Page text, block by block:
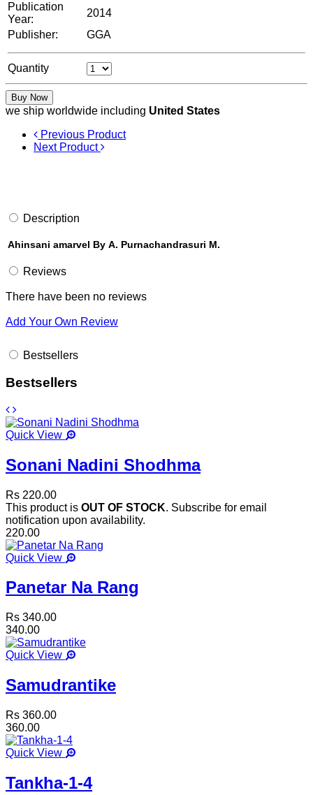
Publication
Year:
2014
Publisher:
GGA
Quantity
Buy Now
we ship worldwide including United States
Previous Product
Next Product
Description
Ahinsani amarvel By A. Purnachandrasuri M.
Reviews
There have been no reviews
Add Your Own Review
Bestsellers
Bestsellers
Quick View
Sonani Nadini Shodhma
Rs 220.00
This product is OUT OF STOCK. Subscribe for email
notification upon availability.
220.00
Quick View
Panetar Na Rang
Rs 340.00
340.00
Quick View
Samudrantike
Rs 360.00
360.00
Quick View
Tankha-1-4